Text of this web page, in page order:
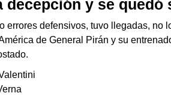
decepción y se quedó
errores defensivos, tuvo llegadas, no
de General Pirán y su